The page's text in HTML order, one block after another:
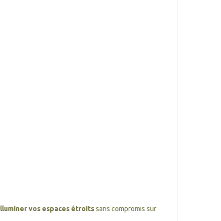
vos espaces étroitssans compromis sur